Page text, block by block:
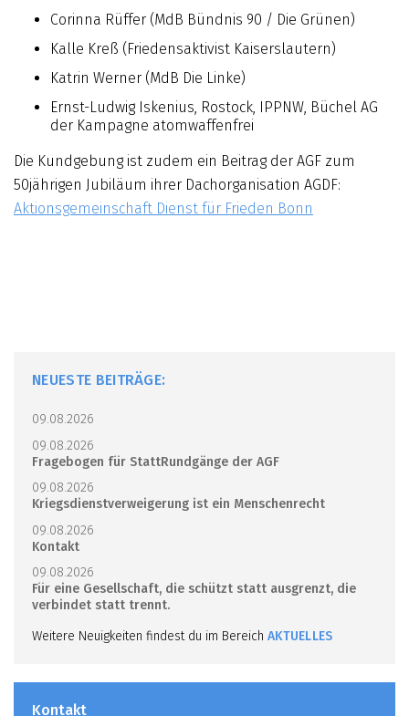
Corinna Rüffer (MdB Bündnis 90 / Die Grünen)
Kalle Kreß (Friedensaktivist Kaiserslautern)
Katrin Werner (MdB Die Linke)
Ernst-Ludwig Iskenius, Rostock, IPPNW, Büchel AG
der Kampagne atomwaffenfrei
Die Kundgebung ist zudem ein Beitrag der AGF zum
50jährigen Jubiläum ihrer Dachorganisation AGDF:
Aktionsgemeinschaft Dienst für Frieden Bonn
NEUESTE BEITRÄGE:
09.08.2026
09.08.2026
Fragebogen für StattRundgänge der AGF
09.08.2026
Kriegsdienstverweigerung ist ein Menschenrecht
09.08.2026
Kontakt
09.08.2026
Für eine Gesellschaft, die schützt statt ausgrenzt, die
verbindet statt trennt.
Weitere Neuigkeiten findest du im Bereich AKTUELLES
Kontakt